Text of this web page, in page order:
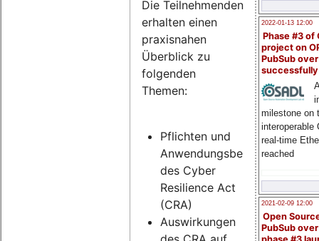
2022-01-13 12:00
Phase #3 of
project on
PubSub over
milestone on
interoperable
real-time
reached
2021-02-09 12:00
Open
PubSub
Die Teilnehmenden
erhalten einen
praxisnahen
Überblick zu
folgenden
Themen:
Pflichten und
Anwendungsbereich
des Cyber
Resilience Act
(CRA)
Auswirkungen